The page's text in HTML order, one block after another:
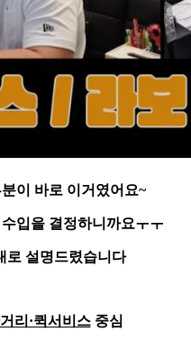
이 바로 이거였어요~
입을 결정하니까요ㅜㅜ
로 설명드렸습니다
리·퀵서비스중심